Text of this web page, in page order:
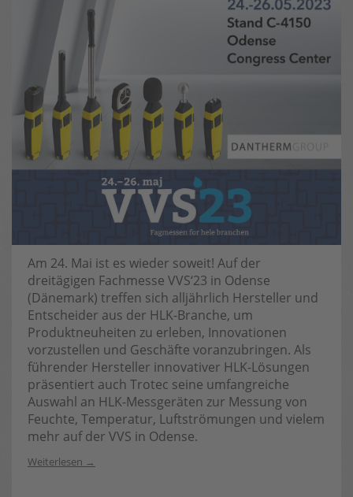
Am 24. Mai ist es wieder soweit! Auf der
dreitägigen Fachmesse VVS‘23 in Odense
(Dänemark) treffen sich alljährlich Hersteller und
Entscheider aus der HLK-Branche, um
Produktneuheiten zu erleben, Innovationen
vorzustellen und Geschäfte voranzubringen. Als
führender Hersteller innovativer HLK-Lösungen
präsentiert auch Trotec seine umfangreiche
Auswahl an HLK-Messgeräten zur Messung von
Feuchte, Temperatur, Luftströmungen und vielem
mehr auf der VVS in Odense.
Weiterlesen